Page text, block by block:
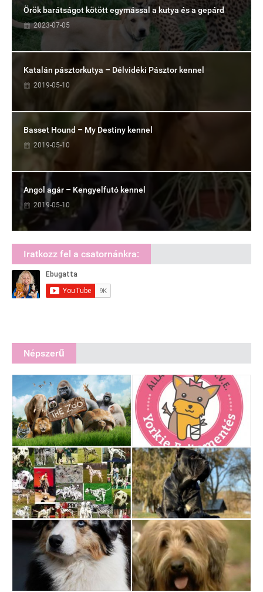
Örök barátságot kötött egymással a kutya és a gepárd
2023-07-05
Katalán pásztorkutya – Délvidéki Pásztor kennel
2019-05-10
Basset Hound – My Destiny kennel
2019-05-10
Angol agár – Kengyelfutó kennel
2019-05-10
Iratkozz fel a csatornánkra:
Népszerű